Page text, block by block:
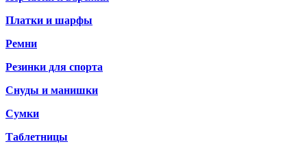
Платки и шарфы
Ремни
Резинки для спорта
Снуды и манишки
Сумки
Таблетницы